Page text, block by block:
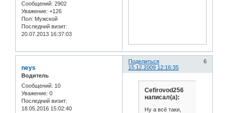
Сообщений: 2902
Уважение: +126
Пол: Мужской
Последний визит:
20.07.2013 16:37:03
Поделиться
6
15.12.2009 12:16:35
neys
Водитель
Сообщений: 10
Уважение: 0
Последний визит:
18.05.2016 15:02:40
Cefirovod256
написал(а):
Ну а всё таки,